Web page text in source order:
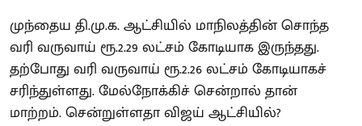
முந்தைய தி.மு.க. ஆட்சியில் மாநிலத்தின் சொந்த
வரி வருவாய் ரூ.2.29 லட்சம் கோடியாக இருந்தது.
தற்போது வரி வருவாய் ரூ.2.26 லட்சம் கோடியாகச்
சரிந்துள்ளது. மேல்நோக்கிச் சென்றால் தான்
மாற்றம். சென்றுள்ளதா விஜய் ஆட்சியில்?